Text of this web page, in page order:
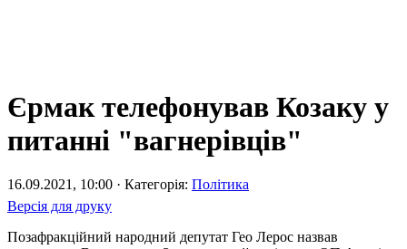
Єрмак телефонував Козаку у
питанні "вагнерівців"
16.09.2021, 10:00 · Категорія: Політика
Версія для друку
Позафракційний народний депутат Гео Лерос назвав